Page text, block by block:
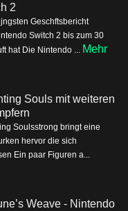
2
Geschftsbericht
Switch 2 bis zum 30
hat Die Nintendo ... Mehr
Souls mit weiteren
Soulsstrong bringt eine
hervor die sich
Ein paar Figuren a...
Weave - Nintendo